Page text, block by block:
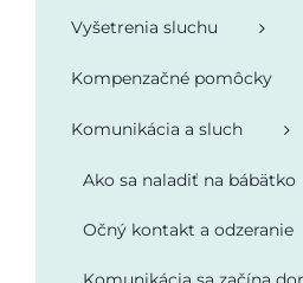
Vyšetrenia sluchu
Kompenzačné pomôcky
Komunikácia a sluch
Ako sa naladiť na bábätko
Očný kontakt a odzeranie